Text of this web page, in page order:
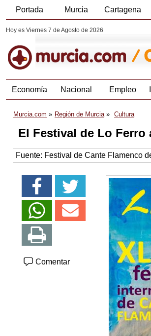
Portada Murcia Cartagena
Hoy es Viernes 7 de Agosto de 2026
Economía Nacional Empleo
Murcia.com Región de Murcia Cultura
El Festival de Lo Ferro
Fuente: Festival de Cante Flamenco
Comentar